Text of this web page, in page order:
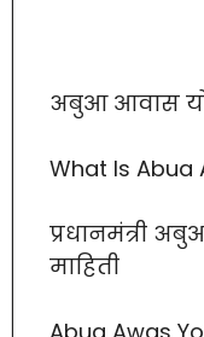
अबुआ आवास
What Is Abua
प्रधानमंत्री
माहिती